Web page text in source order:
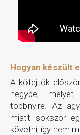
Hogyan készült
A kőfejtők
hegybe,
többnyire. Az
miatt sokszor
követni, így nem